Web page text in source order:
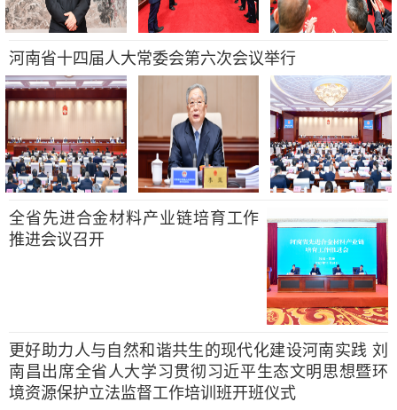
河南省十四届人大常委会第六次会议举行
全省先进合金材料产业链培育工作
推进会议召开
更好助力人与自然和谐共生的现代化建设河南实践 刘
南昌出席全省人大学习贯彻习近平生态文明思想暨环
境资源保护立法监督工作培训班开班仪式